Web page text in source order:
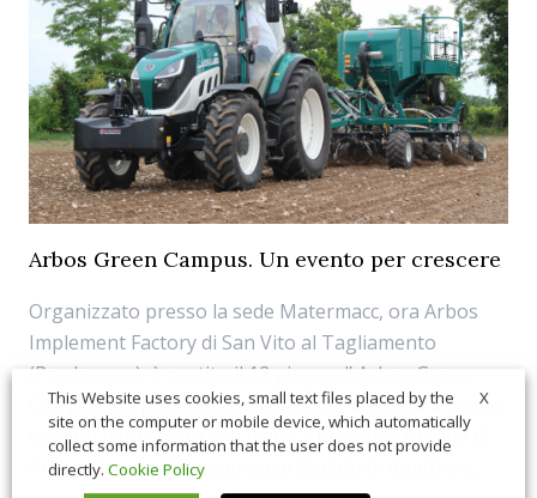
Arbos Green Campus. Un evento per crescere
Organizzato presso la sede Matermacc, ora Arbos
Implement Factory di San Vito al Tagliamento
(Pordenone), è partito il 12 giugno l’ Arbos Green
Campus, un programma di training dedicato a dealer
e clienti per toccare con mano il progetto full line di
Arbos. Un evento in campo articolato in quattro s...
X
This Website uses cookies, small text files placed by the
site on the computer or mobile device, which automatically
collect some information that the user does not provide
directly. Cookie Policy